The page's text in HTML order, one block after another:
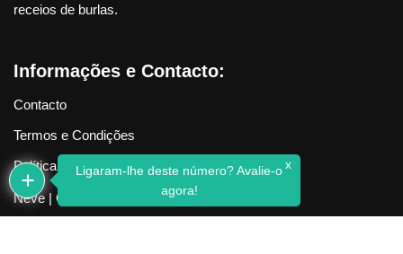
receios de burlas.
Informações e Contacto:
Contacto
Termos e Condições
Política de Privacidade
Neve| Criado com WordPress
Ligaram-lhe deste número? Avalie-o
agora!
x